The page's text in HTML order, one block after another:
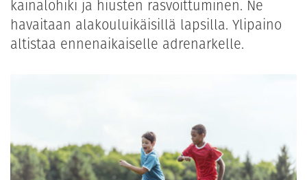
kainalohiki ja hiusten rasvoittuminen. Ne
havaitaan alakouluikäisillä lapsilla. Ylipaino
altistaa ennenaikaiselle adrenarkelle.